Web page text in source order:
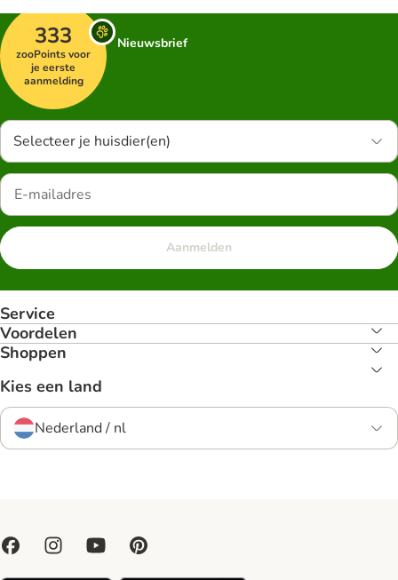
333
zooPoints voor
je eerste
aanmelding
Nieuwsbrief
Selecteer je huisdier(en)
Aanmelden
Service
Voordelen
Shoppen
Kies een land
Nederland / nl